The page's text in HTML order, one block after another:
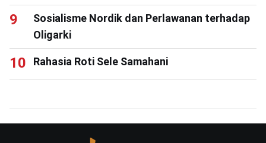
Sosialisme Nordik dan Perlawanan terhadap
Oligarki
Rahasia Roti Sele Samahani